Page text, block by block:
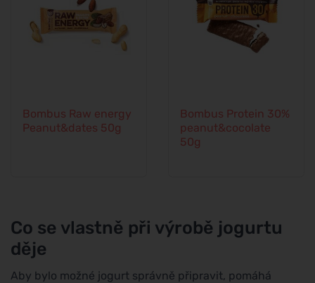
Bombus Raw energy
Peanut&dates 50g
Bombus Protein 30%
peanut&cocolate
50g
Co se vlastně při výrobě jogurtu
děje
Aby bylo možné jogurt správně připravit, pomáhá